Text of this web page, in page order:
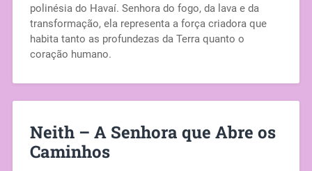
polinésia do Havaí. Senhora do fogo, da lava e da
transformação, ela representa a força criadora que
habita tanto as profundezas da Terra quanto o
coração humano.
Neith – A Senhora que Abre os
Caminhos